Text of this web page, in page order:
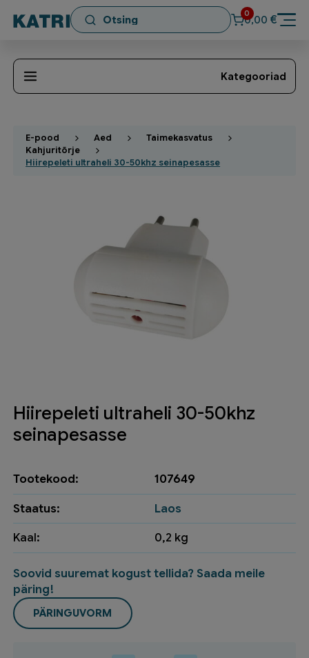
0
0,00 €
Kategooriad
E-pood Aed
Taimekasvatus
Kahjuritõrje
Hiirepeleti ultraheli 30-50khz seinapesasse
Hiirepeleti ultraheli 30-50khz
seinapesasse
Tootekood: 107649
Staatus: Laos
Kaal: 0,2 kg
Soovid suuremat kogust tellida? Saada meile
päring!
PÄRINGUVORM